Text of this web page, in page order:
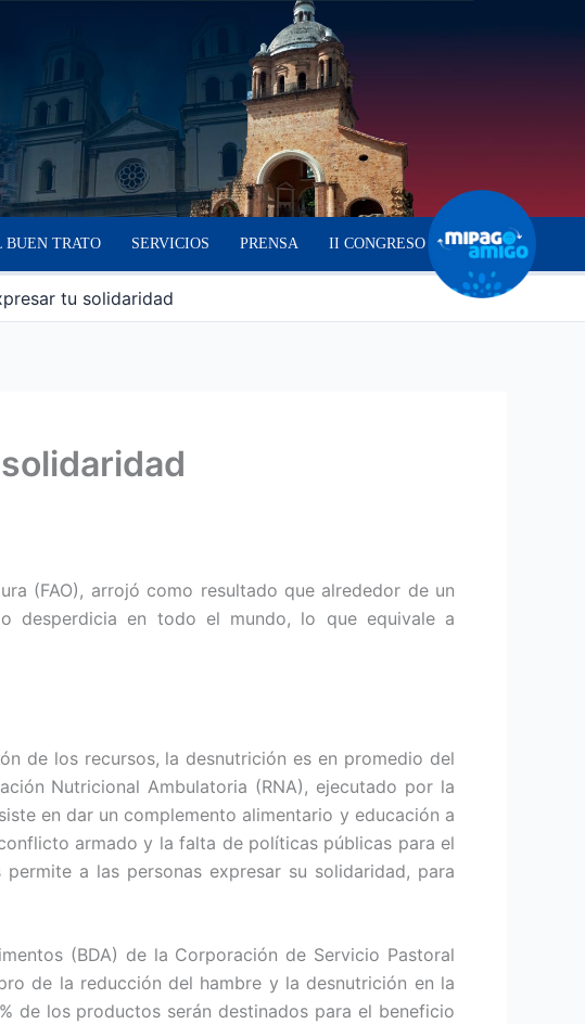
BUEN TRATO SERVICIOS PRENSA II CONGRESO
tu solidaridad
(FAO), arrojó como resultado que alrededor de un
desperdicia en todo el mundo, lo que equivale a
de los recursos, la desnutrición es en promedio del
Nutricional Ambulatoria (RNA), ejecutado por la
en dar un complemento alimentario y educación a
armado y la falta de políticas públicas para el
a las personas expresar su solidaridad, para
(BDA) de la Corporación de Servicio Pastoral
de la reducción del hambre y la desnutrición en la
de los productos serán destinados para el beneficio